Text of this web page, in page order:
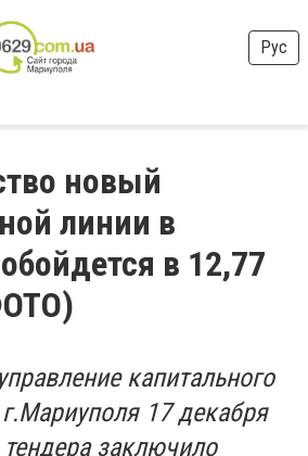
Рус
новый
линии в
в 12,77
капитального
г.Мариуполя 17 декабря
заключило